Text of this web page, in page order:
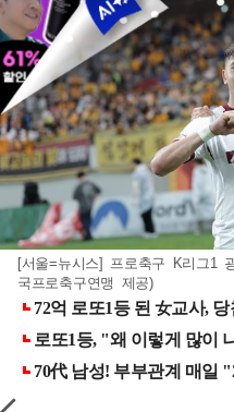
[서울=뉴시스] 프로축구 K리그1
국프로축구연맹 제공)